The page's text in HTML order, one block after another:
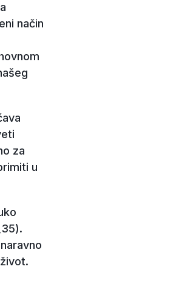
način
za
u